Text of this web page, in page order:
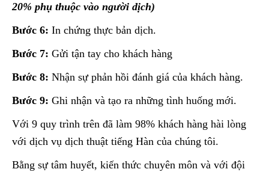
20% phụ thuộc vào người dịch)
Bước 6: In chứng thực bản dịch.
Bước 7: Gửi tận tay cho khách hàng
Bước 8: Nhận sự phản hồi đánh giá của khách hàng.
Bước 9: Ghi nhận và tạo ra những tình huống mới.
Với 9 quy trình trên đã làm 98% khách hàng hài lòng
với dịch vụ dịch thuật tiếng Hàn của chúng tôi.
Bằng sự tâm huyết, kiến thức chuyên môn và với đội